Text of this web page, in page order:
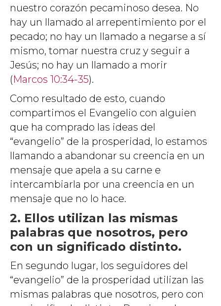
nuestro corazón pecaminoso desea. No
hay un llamado al arrepentimiento por el
pecado; no hay un llamado a negarse a sí
mismo, tomar nuestra cruz y seguir a
Jesús; no hay un llamado a morir
(Marcos 10:34-35).
Como resultado de esto, cuando
compartimos el Evangelio con alguien
que ha comprado las ideas del
“evangelio” de la prosperidad, lo estamos
llamando a abandonar su creencia en un
mensaje que apela a su carne e
intercambiarla por una creencia en un
mensaje que no lo hace.
2. Ellos utilizan las mismas
palabras que nosotros, pero
con un significado distinto.
En segundo lugar, los seguidores del
“evangelio” de la prosperidad utilizan las
mismas palabras que nosotros, pero con